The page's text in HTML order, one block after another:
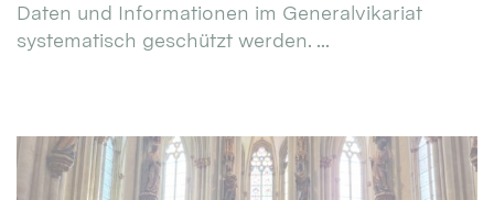
Daten und Informationen im Generalvikariat
systematisch geschützt werden. ...